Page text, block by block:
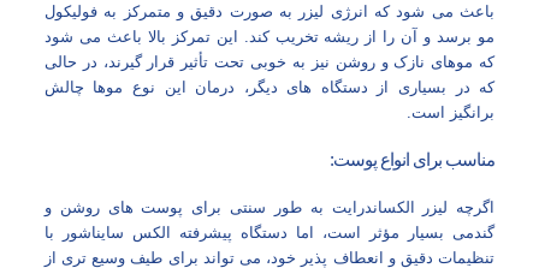
باعث می‌ شود که انرژی لیزر به صورت دقیق و متمرکز به فولیکول
مو برسد و آن را از ریشه تخریب کند. این تمرکز بالا باعث می‌ شود
که موهای نازک و روشن نیز به خوبی تحت تأثیر قرار گیرند، در حالی
که در بسیاری از دستگاه‌ های دیگر، درمان این نوع موها چالش‌
برانگیز است.
مناسب برای انواع پوست:
اگرچه لیزر الکساندرایت به طور سنتی برای پوست‌ های روشن و
گندمی بسیار مؤثر است، اما دستگاه پیشرفته الکس سایناشور با
تنظیمات دقیق و انعطاف‌ پذیر خود، می‌ تواند برای طیف وسیع‌ تری از